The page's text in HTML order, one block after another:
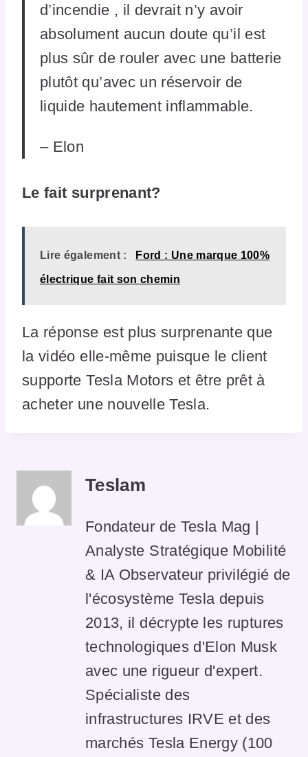
d’incendie , il devrait n’y avoir
absolument aucun doute qu’il est
plus sûr de rouler avec une batterie
plutôt qu’avec un réservoir de
liquide hautement inflammable.
– Elon
Le fait surprenant?
Lire également : Ford : Une marque 100%
électrique fait son chemin
La réponse est plus surprenante que
la vidéo elle-même puisque le client
supporte Tesla Motors et être prêt à
acheter une nouvelle Tesla.
Teslam
Fondateur de Tesla Mag |
Analyste Stratégique Mobilité
& IA Observateur privilégié de
l'écosystème Tesla depuis
2013, il décrypte les ruptures
technologiques d'Elon Musk
avec une rigueur d'expert.
Spécialiste des
infrastructures IRVE et des
marchés Tesla Energy (100